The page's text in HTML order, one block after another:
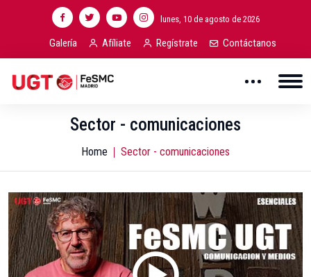
lunes, 10 de agosto de 2026
Galería Afíliate Regístrate Contáctanos
Sector - comunicaciones
Home Sector - comunicaciones